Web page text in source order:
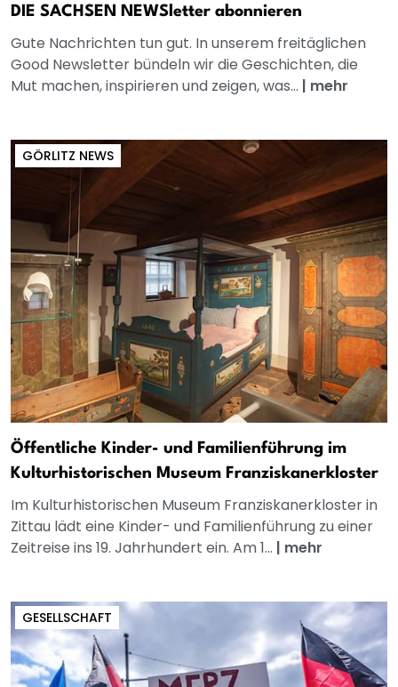
DIE SACHSEN NEWSletter abonnieren
Gute Nachrichten tun gut. In unserem freitäglichen
Good Newsletter bündeln wir die Geschichten, die
Mut machen, inspirieren und zeigen, was... | mehr
GÖRLITZ NEWS
Öffentliche Kinder- und Familienführung im
Kulturhistorischen Museum Franziskanerkloster
Im Kulturhistorischen Museum Franziskanerkloster in
Zittau lädt eine Kinder- und Familienführung zu einer
Zeitreise ins 19. Jahrhundert ein. Am 1... | mehr
GESELLSCHAFT